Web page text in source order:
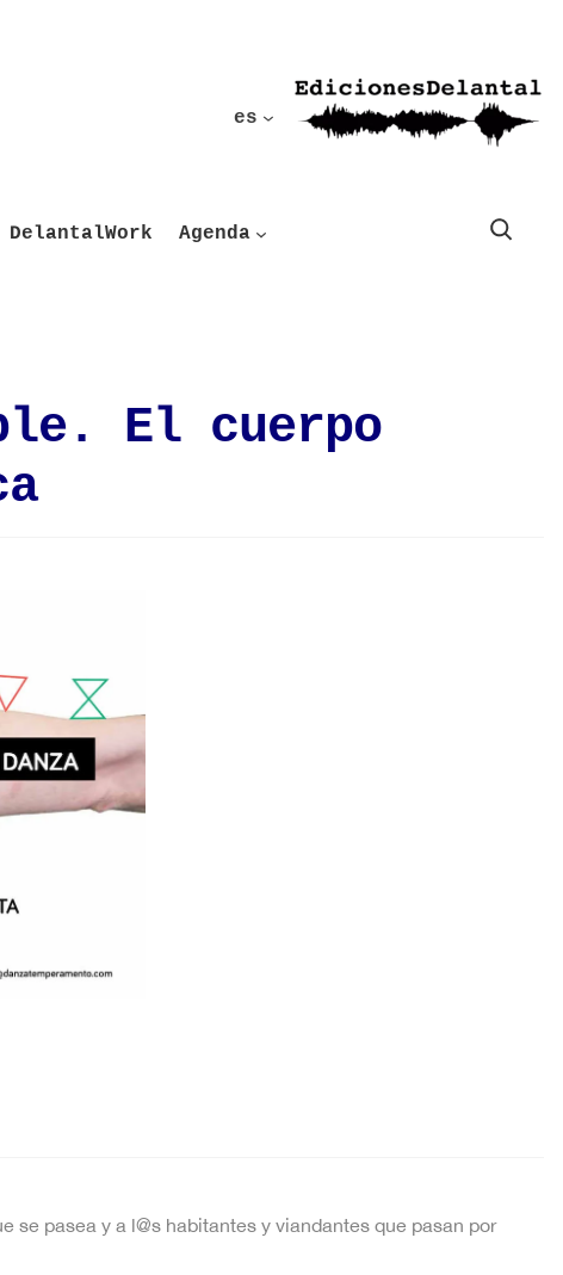
es
DelantalWork Agenda
Buscar
El cuerpo
pasea y a l@s habitantes y viandantes que pasan por